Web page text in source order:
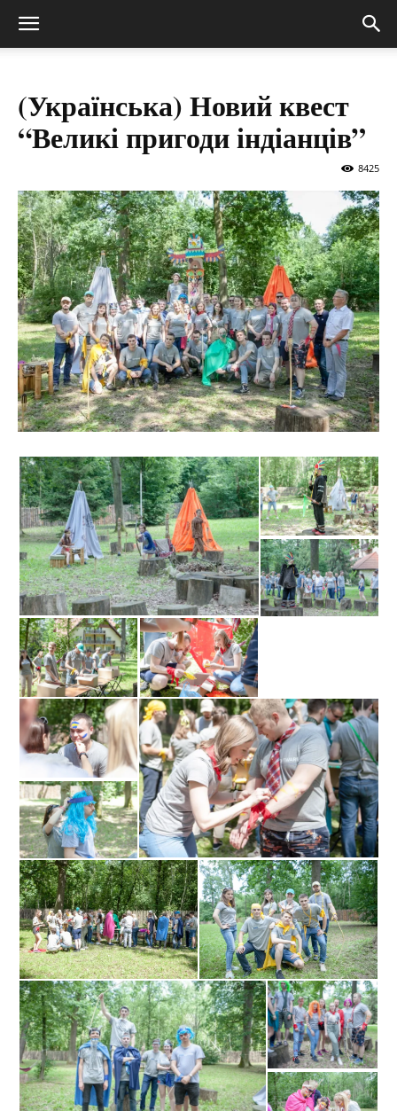
(Українська) Новий квест
“Великі пригоди індіанців”
8425